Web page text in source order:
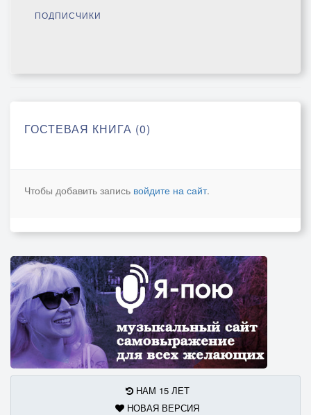
ПОДПИСЧИКИ
ГОСТЕВАЯ КНИГА (0)
Чтобы добавить запись войдите на сайт.
НАМ 15 ЛЕТ
НОВАЯ ВЕРСИЯ